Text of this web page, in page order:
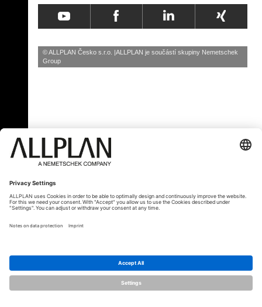
© ALLPLAN Česko s.r.o. ALLPLAN je součástí skupiny Nemetschek
Group